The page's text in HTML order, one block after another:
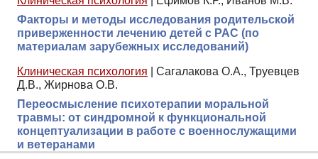
Факторы и методы исследования родительской
приверженности лечению детей с РАС (по
материалам зарубежных исследований)
Клиническая психология
Сагалакова О.А., Труевцев
Д.В., Жирнова О.В.
Переосмысление психотерапии моральной
травмы: от синдромной к функциональной
концептуализации в работе с военнослужащими
и ветеранами